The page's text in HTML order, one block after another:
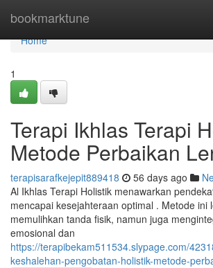
bookmarktune
Home
Home
1
Terapi Ikhlas Terapi
Metode Perbaikan
terapisarafkejepit889418 56 days ago
Al Ikhlas Terapi Holistik menawarkan
mencapai kesejahteraan optimal . Metode ini
memulihkan tanda fisik, namun juga
emosional dan
https://terapibekam511534.slypage.com/
keshalehan-pengobatan-holistik-metode-